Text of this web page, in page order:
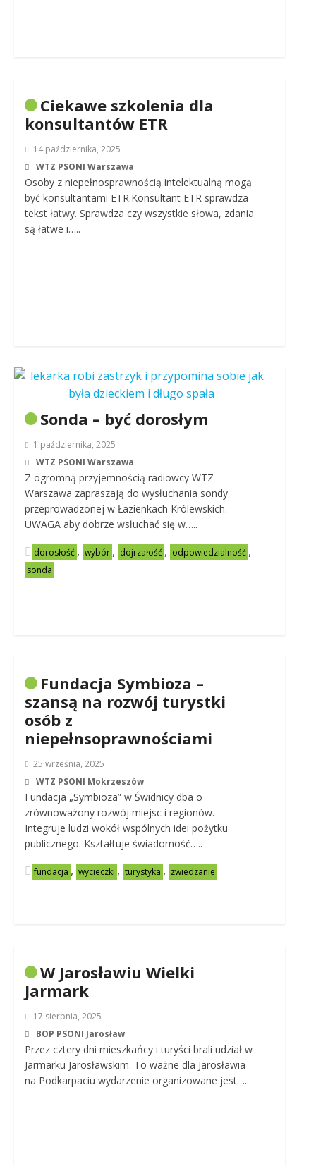
Ciekawe szkolenia dla
konsultantów ETR
14 października, 2025
WTZ PSONI Warszawa
Osoby z niepełnosprawnością intelektualną mogą
być konsultantami ETR.Konsultant ETR sprawdza
tekst łatwy. Sprawdza czy wszystkie słowa, zdania
są łatwe i…..
Sonda – być dorosłym
1 października, 2025
WTZ PSONI Warszawa
Z ogromną przyjemnością radiowcy WTZ
Warszawa zapraszają do wysłuchania sondy
przeprowadzonej w Łazienkach Królewskich.
UWAGA aby dobrze wsłuchać się w…..
dorosłość , wybór , dojrzałość , odpowiedzialność ,
sonda
Fundacja Symbioza –
szansą na rozwój turystki
osób z
niepełnsoprawnościami
25 września, 2025
WTZ PSONI Mokrzeszów
Fundacja „Symbioza” w Świdnicy dba o
zrównoważony rozwój miejsc i regionów.
Integruje ludzi wokół wspólnych idei pożytku
publicznego. Kształtuje świadomość…..
fundacja , wycieczki , turystyka , zwiedzanie
W Jarosławiu Wielki
Jarmark
17 sierpnia, 2025
BOP PSONI Jarosław
Przez cztery dni mieszkańcy i turyści brali udział w
Jarmarku Jarosławskim. To ważne dla Jarosławia
na Podkarpaciu wydarzenie organizowane jest…..